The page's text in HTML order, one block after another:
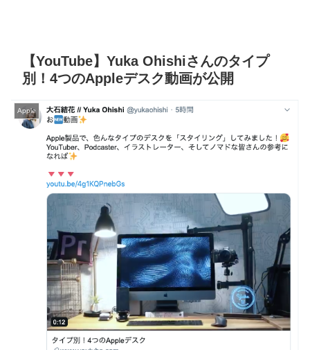
【YouTube】Yuka Ohishiさんのタイプ
別！4つのAppleデスク動画が公開
Apple